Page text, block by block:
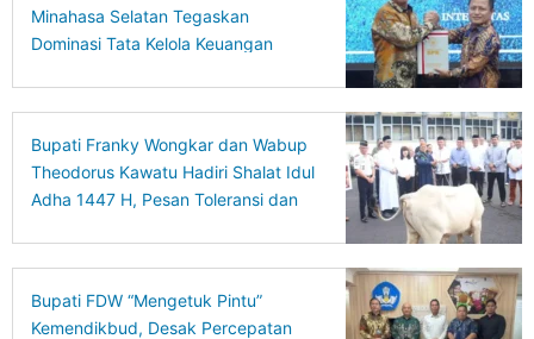
Minahasa Selatan Tegaskan
Dominasi Tata Kelola Keuangan
Bupati Franky Wongkar dan Wabup
Theodorus Kawatu Hadiri Shalat Idul
Adha 1447 H, Pesan Toleransi dan
Bupati FDW “Mengetuk Pintu”
Kemendikbud, Desak Percepatan